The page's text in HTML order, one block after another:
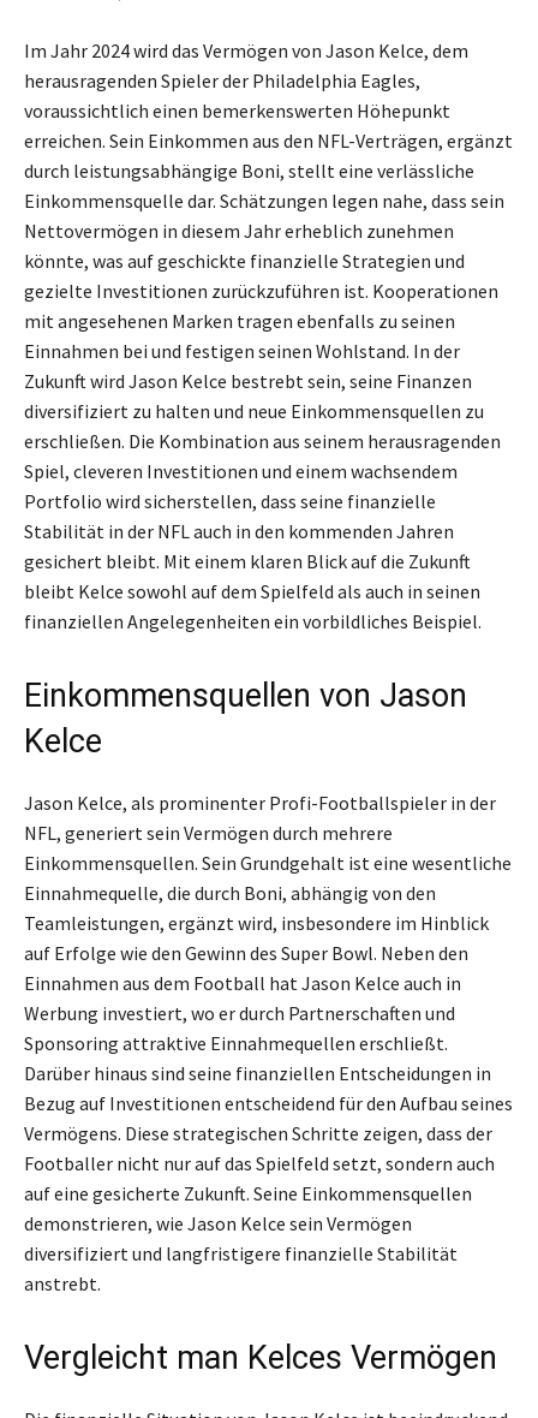
Im Jahr 2024 wird das Vermögen von Jason Kelce, dem
herausragenden Spieler der Philadelphia Eagles,
voraussichtlich einen bemerkenswerten Höhepunkt
erreichen. Sein Einkommen aus den NFL-Verträgen, ergänzt
durch leistungsabhängige Boni, stellt eine verlässliche
Einkommensquelle dar. Schätzungen legen nahe, dass sein
Nettovermögen in diesem Jahr erheblich zunehmen
könnte, was auf geschickte finanzielle Strategien und
gezielte Investitionen zurückzuführen ist. Kooperationen
mit angesehenen Marken tragen ebenfalls zu seinen
Einnahmen bei und festigen seinen Wohlstand. In der
Zukunft wird Jason Kelce bestrebt sein, seine Finanzen
diversifiziert zu halten und neue Einkommensquellen zu
erschließen. Die Kombination aus seinem herausragenden
Spiel, cleveren Investitionen und einem wachsendem
Portfolio wird sicherstellen, dass seine finanzielle
Stabilität in der NFL auch in den kommenden Jahren
gesichert bleibt. Mit einem klaren Blick auf die Zukunft
bleibt Kelce sowohl auf dem Spielfeld als auch in seinen
finanziellen Angelegenheiten ein vorbildliches Beispiel.
Einkommensquellen von Jason
Kelce
Jason Kelce, als prominenter Profi-Footballspieler in der
NFL, generiert sein Vermögen durch mehrere
Einkommensquellen. Sein Grundgehalt ist eine wesentliche
Einnahmequelle, die durch Boni, abhängig von den
Teamleistungen, ergänzt wird, insbesondere im Hinblick
auf Erfolge wie den Gewinn des Super Bowl. Neben den
Einnahmen aus dem Football hat Jason Kelce auch in
Werbung investiert, wo er durch Partnerschaften und
Sponsoring attraktive Einnahmequellen erschließt.
Darüber hinaus sind seine finanziellen Entscheidungen in
Bezug auf Investitionen entscheidend für den Aufbau seines
Vermögens. Diese strategischen Schritte zeigen, dass der
Footballer nicht nur auf das Spielfeld setzt, sondern auch
auf eine gesicherte Zukunft. Seine Einkommensquellen
demonstrieren, wie Jason Kelce sein Vermögen
diversifiziert und langfristigere finanzielle Stabilität
anstrebt.
Vergleicht man Kelces Vermögen